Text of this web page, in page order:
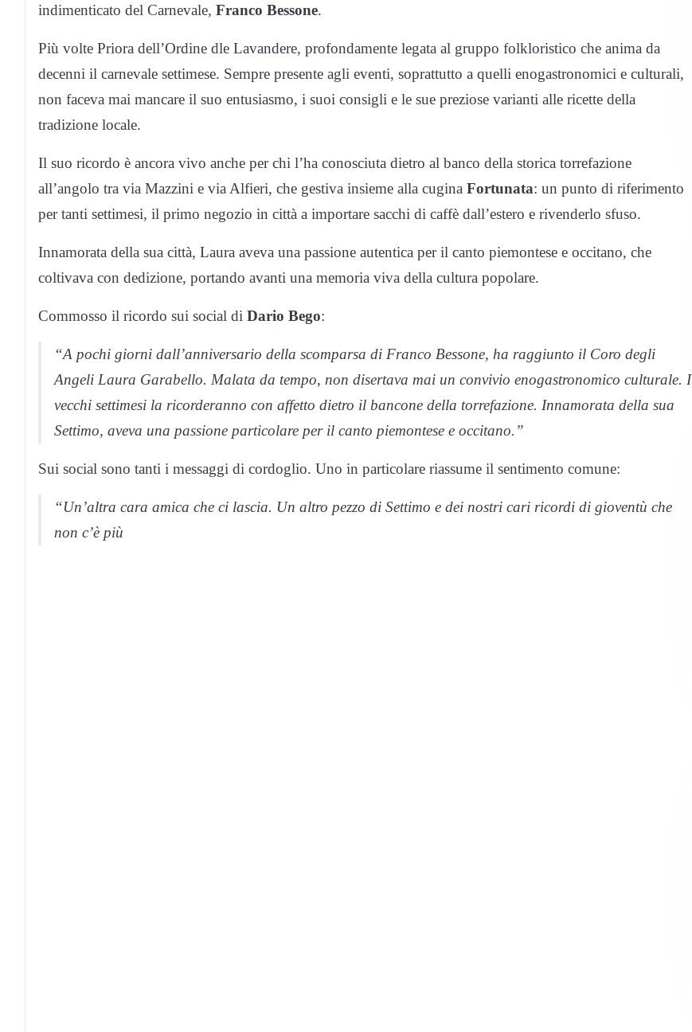
indimenticato del Carnevale, Franco Bessone.
Più volte Priora dell’Ordine dle Lavandere, profondamente legata al gruppo folkloristico che anima da
decenni il carnevale settimese. Sempre presente agli eventi, soprattutto a quelli enogastronomici e culturali,
non faceva mai mancare il suo entusiasmo, i suoi consigli e le sue preziose varianti alle ricette della
tradizione locale.
Il suo ricordo è ancora vivo anche per chi l’ha conosciuta dietro al banco della storica torrefazione
all’angolo tra via Mazzini e via Alfieri, che gestiva insieme alla cugina Fortunata: un punto di riferimento
per tanti settimesi, il primo negozio in città a importare sacchi di caffè dall’estero e rivenderlo sfuso.
Innamorata della sua città, Laura aveva una passione autentica per il canto piemontese e occitano, che
coltivava con dedizione, portando avanti una memoria viva della cultura popolare.
Commosso il ricordo sui social di Dario Bego:
“A pochi giorni dall’anniversario della scomparsa di Franco Bessone, ha raggiunto il Coro degli
Angeli Laura Garabello. Malata da tempo, non disertava mai un convivio enogastronomico culturale. I
vecchi settimesi la ricorderanno con affetto dietro il bancone della torrefazione. Innamorata della sua
Settimo, aveva una passione particolare per il canto piemontese e occitano.”
Sui social sono tanti i messaggi di cordoglio. Uno in particolare riassume il sentimento comune:
“Un’altra cara amica che ci lascia. Un altro pezzo di Settimo e dei nostri cari ricordi di gioventù che
non c’è più